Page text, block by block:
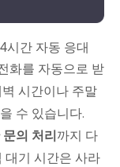
시간 자동 응대
화를 자동으로 받
시간이나 주말
수 있습니다.
의 처리까지 다
대기 시간은 사라